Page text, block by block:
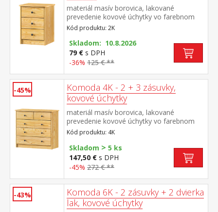
materiál masív borovica, lakované
prevedenie kovové úchytky vo farebnom
prevedení černená mosadz 3 zásuvky s
kovovými pojazdmi, hĺbka zásuvky 27,5 cm
Kód produktu: 2K
Skladom: 10.8.2026
79 € s DPH
-36% 125 € **
-45%
Komoda 4K - 2 + 3 zásuvky,
kovové úchytky
materiál masív borovica, lakované
prevedenie kovové úchytky vo farebnom
prevedení černená mosadz 2 úzke a 3
široké zásuvky s kovovými pojazdmi, hĺbka
zásuvky 27,5 cm
Kód produktu: 4K
Skladom > 5 ks
147,50 € s DPH
-45% 272 € **
-43%
Komoda 6K - 2 zásuvky + 2 dvierka
lak, kovové úchytky